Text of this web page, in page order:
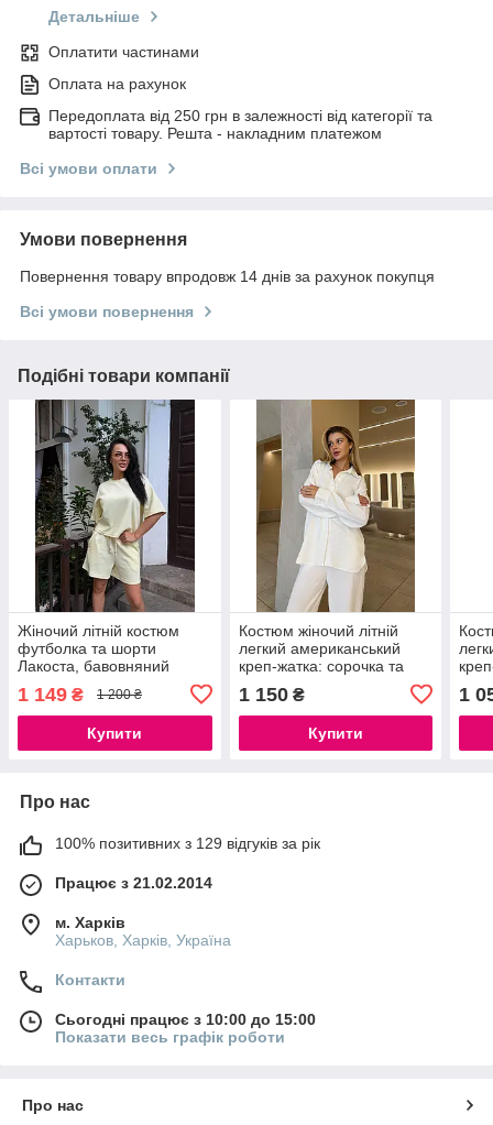
Детальніше
Оплатити частинами
Оплата на рахунок
Передоплата від 250 грн в залежності від категорії та
вартості товару. Решта - накладним платежом
Всі умови оплати
Умови повернення
Повернення товару впродовж 14 днів за рахунок покупця
Всі умови повернення
Подібні товари компанії
Жіночий літній костюм
футболка та шорти
Лакоста, бавовняний
1 149 ₴ 1 200 ₴
Купити
Костюм жіночий літній
легкий американський
креп-жатка: сорочка та
малиновий
1 150₴
Купити
1
Про нас
100% позитивних з 129 відгуків за рік
Працює з 21.02.2014
м. Харків
Харьков, Харків, Україна
Контакти
Сьогодні працює з 10:00 до 15:00
Показати весь графік роботи
Про нас